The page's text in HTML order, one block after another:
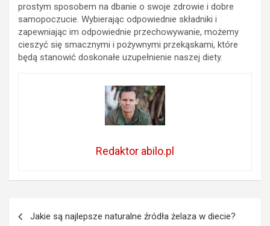
prostym sposobem na dbanie o swoje zdrowie i dobre
samopoczucie. Wybierając odpowiednie składniki i
zapewniając im odpowiednie przechowywanie, możemy
cieszyć się smacznymi i pożywnymi przekąskami, które
będą stanowić doskonałe uzupełnienie naszej diety.
Redaktor abilo.pl
Jakie są najlepsze naturalne źródła żelaza w diecie?